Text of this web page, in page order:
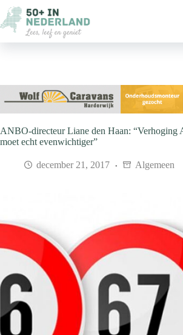
naar
de
inhoud
ANBO-directeur Liane den Haan: “Verhoging
moet echt evenwichtiger”
december 21, 2017 Algemeen